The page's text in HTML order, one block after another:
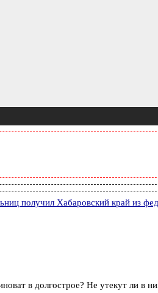
получил Хабаровский край из
в долгострое? Не утекут ли